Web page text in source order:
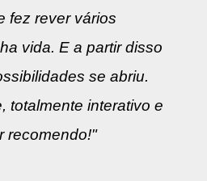
fez rever vários
vida. E a partir disso
se abriu.
totalmente interativo e
recomendo!"